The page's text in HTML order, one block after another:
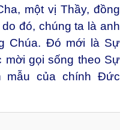
một vị Thầy, đồng
đó, chúng ta là anh
Chúa. Đó mới là Sự
mời gọi sống theo Sự
mẫu của chính Đức